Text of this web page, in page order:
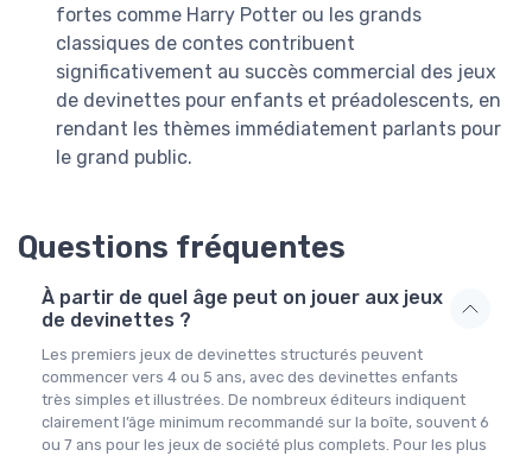
fortes comme Harry Potter ou les grands
classiques de contes contribuent
significativement au succès commercial des jeux
de devinettes pour enfants et préadolescents, en
rendant les thèmes immédiatement parlants pour
le grand public.
Questions fréquentes
À partir de quel âge peut on jouer aux jeux
de devinettes ?
Les premiers jeux de devinettes structurés peuvent
commencer vers 4 ou 5 ans, avec des devinettes enfants
très simples et illustrées. De nombreux éditeurs indiquent
clairement l’âge minimum recommandé sur la boîte, souvent 6
ou 7 ans pour les jeux de société plus complets. Pour les plus